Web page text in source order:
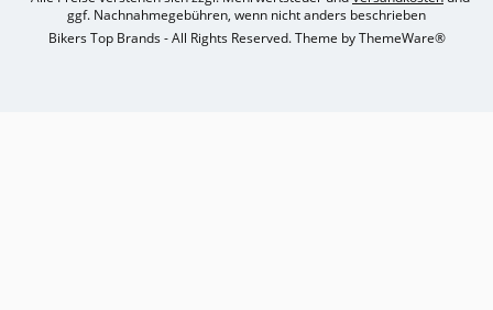
ggf. Nachnahmegebühren, wenn nicht anders beschrieben
Bikers Top Brands - All Rights Reserved. Theme byThemeWare®